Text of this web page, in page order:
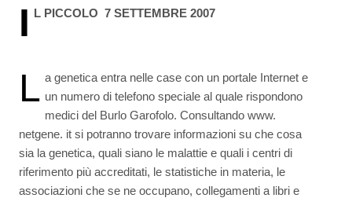
I L PICCOLO  7 SETTEMBRE 2007
L a genetica entra nelle case con un portale Internet e
un numero di telefono speciale al quale rispondono
medici del Burlo Garofolo. Consultando www.
netgene. it si potranno trovare informazioni su che cosa
sia la genetica, quali siano le malattie e quali i centri di
riferimento più accreditati, le statistiche in materia, le
associazioni che se ne occupano, collegamenti a libri e